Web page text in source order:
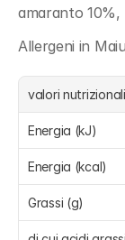
amaranto 10%,
Allergeni in
valori nutrizionali
Energia (kJ)
Energia (kcal)
Grassi (g)